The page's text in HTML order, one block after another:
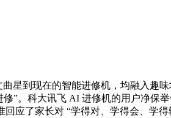
曲星到现在的智能进修机，均融入趣
”。科大讯飞 AI 进修机的用户净保
应了家长对 “学得对、学得会、学